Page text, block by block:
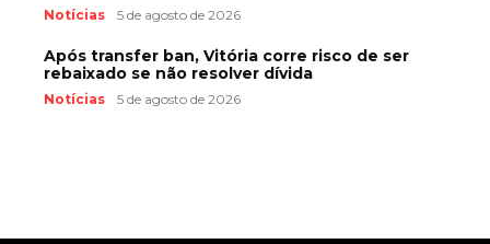
Notícias 5 de agosto de 2026
Após transfer ban, Vitória corre risco de ser
rebaixado se não resolver dívida
Notícias 5 de agosto de 2026